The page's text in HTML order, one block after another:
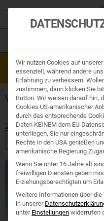
Organe & Organ Uhr
Traditionelle Medizin
Nahrungsergänzung
Kosmetik und Hygiene
Ihr Apotheker
Westend Online-Shop:
VITAMIN B9
Start/ Produkte verschlagwortet
Wir nutzen Cookies auf
essenziell, während andere
Erfahrung zu verbessern.
zustimmen, dann klicken Sie
Button. Wir weisen darauf hin,
Cookies US-amerikanischer
durch das entsprechende
Daten KEINEM dem EU-
unterliegen, Sie nur
Rechte in den USA genießen
amerikanische Regierung
Wenn Sie unter 16 Jahre alt
freiwilligen Diensten geben
Erziehungsberechtigten um
Weitere Informationen über
in unserer
unter Einstellungen widerrufen